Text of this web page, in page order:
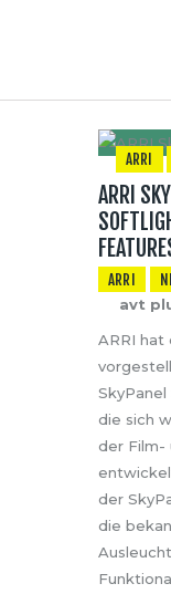
HOME
NEWS
AVT
ÜBER
ARRI
ARRI
ARRI
avt
ARRI hat
die sich
der Film-
der
die